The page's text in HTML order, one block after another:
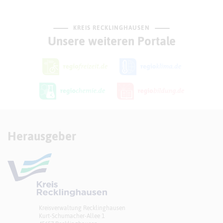
KREIS RECKLINGHAUSEN
Unsere weiteren Portale
Herausgeber
Kreisverwaltung Recklinghausen
Kurt-Schumacher-Allee 1